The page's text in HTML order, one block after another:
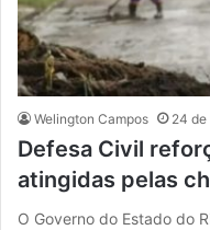
Welington Campos 24
Defesa Civil
atingidas pelas
O Governo do Estado do